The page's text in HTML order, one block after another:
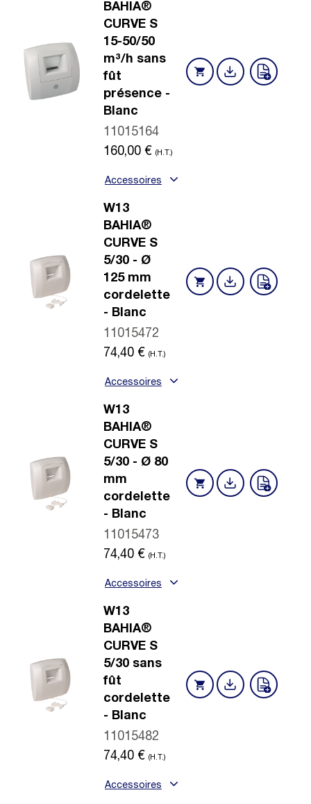
BAHIA®
CURVE S
15-50/50
m³/h sans
fût
présence -
Blanc
11015164
160,00 € (H.T.)
Accessoires
W13
BAHIA®
CURVE S
5/30 - Ø
125 mm
cordelette
- Blanc
11015472
74,40 € (H.T.)
Accessoires
W13
BAHIA®
CURVE S
5/30 - Ø 80
mm
cordelette
- Blanc
11015473
74,40 € (H.T.)
Accessoires
W13
BAHIA®
CURVE S
5/30 sans
fût
cordelette
- Blanc
11015482
74,40 € (H.T.)
Accessoires